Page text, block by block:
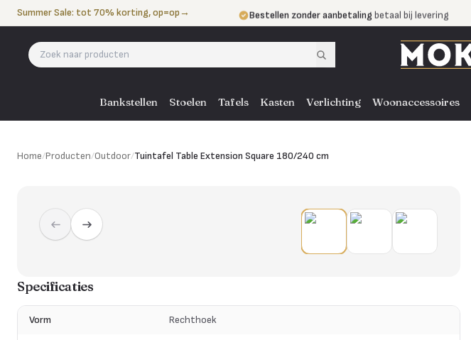
Naar de inhoud
Summer Sale: tot 70% korting, op=op→ Bestellen zonder aanbetaling betaal bij levering
Eigen bezorgdienst door heel NL, BE en DE
Bankstellen Stoelen Tafels Kasten Verlichting Woonaccessoires
Home/Producten/Outdoor/Tuintafel Table Extension Square 180/240 cm
Specificaties
Vorm Rechthoek